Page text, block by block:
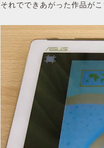
それでできあがった作品がこ
動
画
プ
レ
ヤ
ー